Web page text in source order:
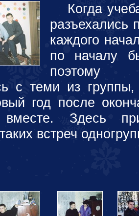
Когда
разъехались
каждого
по началу
поэтому
с теми из
год после
вместе. Здесь
встреч